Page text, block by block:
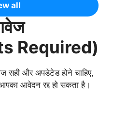
all
Required)
सही और अपडेटेड होने चाहिए,
आवेदन रद्द हो सकता है।